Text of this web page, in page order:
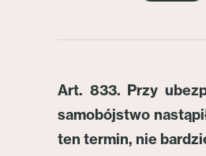
Art. 833. Przy
samobójstwo
ten termin, nie